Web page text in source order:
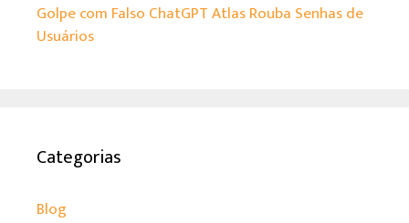
Golpe com Falso ChatGPT Atlas Rouba Senhas de
Usuários
Categorias
Blog